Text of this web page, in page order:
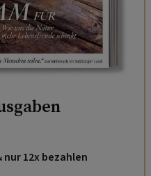
nur 12x bezahlen